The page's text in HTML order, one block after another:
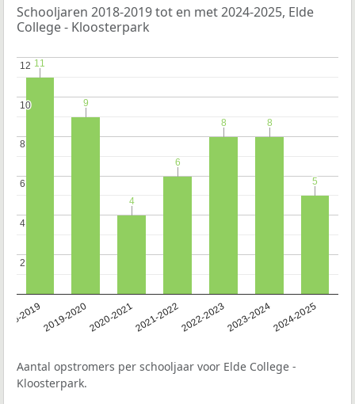
Schooljaren 2018-2019 tot en met 2024-2025, Elde
College - Kloosterpark
20192019-20202020-20212021-20222022-20232023-20242024-2025
2
2
4
4
6
6
8
8
10
10
12
12 11
11
9
9
4
4
6
6
8
8 8
8
5
5
Aantal opstromers per schooljaar voor Elde College -
Kloosterpark.